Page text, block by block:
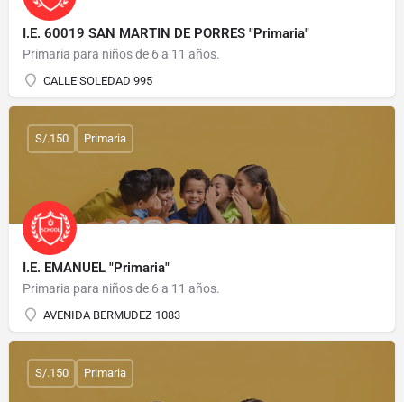
I.E. 60019 SAN MARTIN DE PORRES "Primaria"
Primaria para niños de 6 a 11 años.
CALLE SOLEDAD 995
I.E. EMANUEL "Primaria"
Primaria para niños de 6 a 11 años.
AVENIDA BERMUDEZ 1083
S/.150 Primaria
S/.150 Primaria